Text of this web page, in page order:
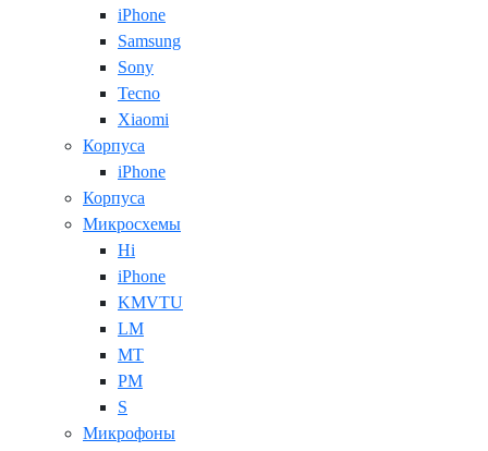
iPhone
Samsung
Sony
Tecno
Xiaomi
Корпуса
iPhone
Корпуса
Микросхемы
Hi
iPhone
KMVTU
LM
MT
PM
S
Микрофоны